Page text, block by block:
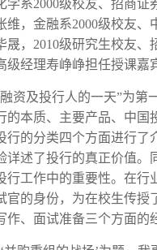
学系2000级校友、招商证
维，金融系2000级校友、
晟，2010级研究生校友、
级经理寿峥峥担任授课嘉
及投行人的一天”为第一
的本质、主要产品、中国
行的分类四个方面进行了
详述了投行的真正价值。
行工作中的重要性。在行
官的身份，为在校生传授
作、面试准备三个方面的